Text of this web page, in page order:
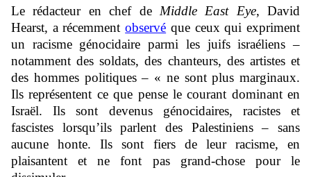
Le rédacteur en chef de Middle East Eye, David
Hearst, a récemmentobservé que ceux qui expriment
un racisme génocidaire parmi les juifs israéliens –
notamment des soldats, des chanteurs, des artistes et
des hommes politiques – « ne sont plus marginaux.
Ils représentent ce que pense le courant dominant en
Israël. Ils sont devenus génocidaires, racistes et
fascistes lorsqu’ils parlent des Palestiniens – sans
aucune honte. Ils sont fiers de leur racisme, en
plaisantent et ne font pas grand-chose pour le